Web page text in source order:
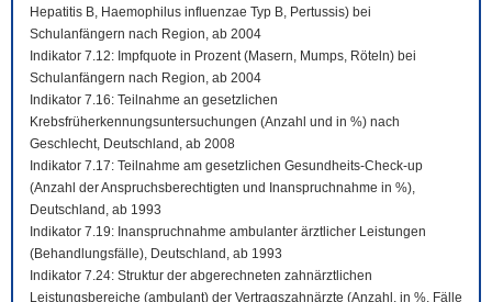
Hepatitis B, Haemophilus influenzae Typ B, Pertussis) bei
Schulanfängern nach Region, ab 2004
Indikator 7.12: Impfquote in Prozent (Masern, Mumps, Röteln) bei
Schulanfängern nach Region, ab 2004
Indikator 7.16: Teilnahme an gesetzlichen
Krebsfrüherkennungsuntersuchungen (Anzahl und in %) nach
Geschlecht, Deutschland, ab 2008
Indikator 7.17: Teilnahme am gesetzlichen Gesundheits-Check-up
(Anzahl der Anspruchsberechtigten und Inanspruchnahme in %),
Deutschland, ab 1993
Indikator 7.19: Inanspruchnahme ambulanter ärztlicher Leistungen
(Behandlungsfälle), Deutschland, ab 1993
Indikator 7.24: Struktur der abgerechneten zahnärztlichen
Leistungsbereiche (ambulant) der Vertragszahnärzte (Anzahl, in %, Fälle